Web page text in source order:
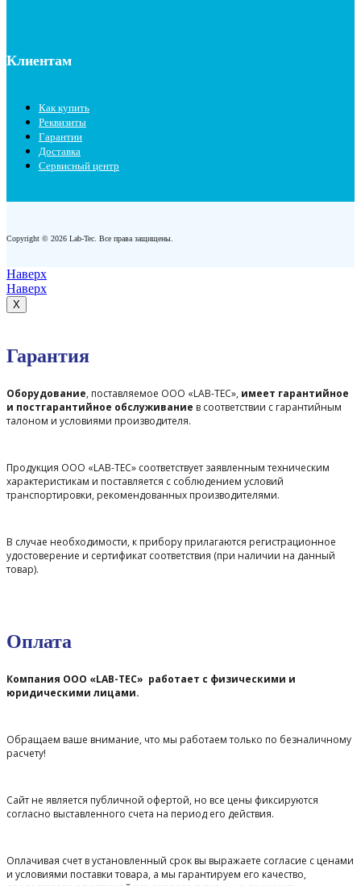
Клиентам
Как купить
Реквизиты
Гарантии
Доставка
Сервисный центр
Copyright © 2026 Lab-Tec. Все права защищены.
Наверх
Наверх
X
Гарантия
Оборудование, поставляемое ООО «LAB-TEC», имеет гарантийное
и постгарантийное обслуживание в соответствии с гарантийным
талоном и условиями производителя.
Продукция ООО «LAB-TEC» соответствует заявленным техническим
характеристикам и поставляется с соблюдением условий
транспортировки, рекомендованных производителями.
В случае необходимости, к прибору прилагаются регистрационное
удостоверение и сертификат соответствия (при наличии на данный
товар).
Оплата
Компания ООО «LAB-TEC» работает с физическими и
юридическими лицами.
Обращаем ваше внимание, что мы работаем только по безналичному
расчету!
Сайт не является публичной офертой, но все цены фиксируются
согласно выставленного счета на период его действия.
Оплачивая счет в установленный срок вы выражаете согласие с ценами
и условиями поставки товара, а мы гарантируем его качество,